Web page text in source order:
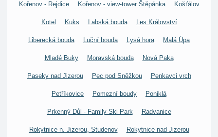
Kořenov - Rejdice Kořenov - view-tower Štěpánka Košťálov
Kotel Kuks Labská bouda Les Království
Liberecká bouda Luční bouda Lysá hora Malá Úpa
Mladé Buky Moravská bouda Nová Paka
Paseky nad Jizerou Pec pod Sněžkou Penkavci vrch
Petříkovice Pomezní boudy Poniklá
Prkenný Důl - Family Ski Park Radvanice
Rokytnice n. Jizerou, Studenov Rokytnice nad Jizerou